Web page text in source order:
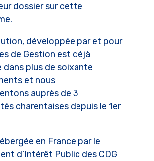
dossier sur cette
développée par et pour
de Gestion est déjà
dans plus de soixante
et nous
auprès de 3
charentaises depuis le 1er
en France par le
d’Intérêt Public des CDG